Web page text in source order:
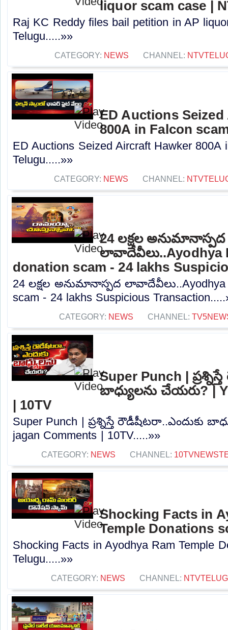
liquor scam case |
Raj KC Reddy files bail petition in AP
Telugu.....»»
CATEGORY: NEWS CHANNEL:
ED Auctions
800A in Falcon
ED Auctions Seized Aircraft Hawker 800A
Telugu.....»»
CATEGORY: NEWS CHANNEL:
24 లక్షల అనుమానాస్పద
లావాదేవీలు..Ayodhya
donation scam - 24 lakhs
24 లక్షల అనుమానాస్పద లావాదేవీలు..Ayodhya
scam - 24 lakhs Suspicious
CATEGORY: NEWS CHANNEL:
Super Punch |
బాధ్యులను చేయరు? |
| 10TV
Super Punch | ప్రశ్నిస్తే రౌడీషీటరా..ఎందుకు
jagan Comments | 10TV.....»»
CATEGORY: NEWS CHANNEL:
Shocking Facts in
Temple Donations
Shocking Facts in Ayodhya Ram Temple
Telugu.....»»
CATEGORY: NEWS CHANNEL: